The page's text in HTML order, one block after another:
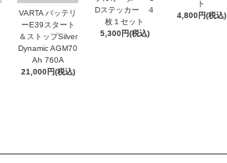
VARTA バッテリ
ーE39スタート
＆ストップSilver
Dynamic AGM70
Ah 760A
21,000円(税込)
Dステッカー ４
枚１セット
5,300円(税込)
ト
4,800円(税込)